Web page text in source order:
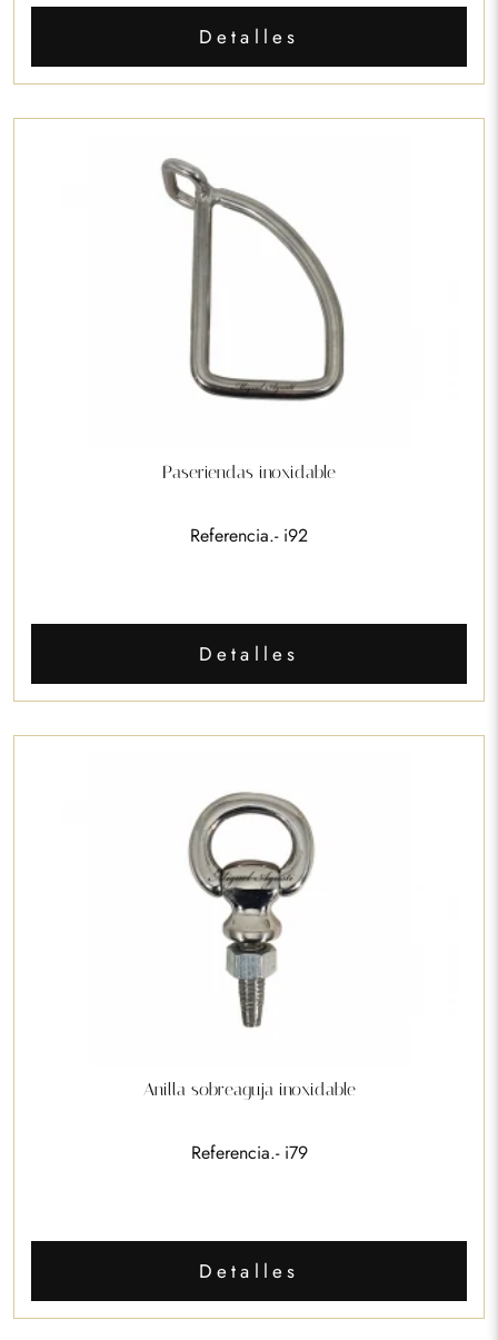
Detalles
Paseriendas inoxidable
Referencia.- i92
Detalles
Anilla sobreaguja inoxidable
Referencia.- i79
Detalles